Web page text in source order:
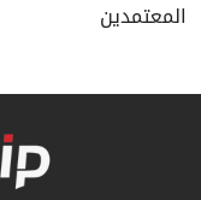
المعتمدين